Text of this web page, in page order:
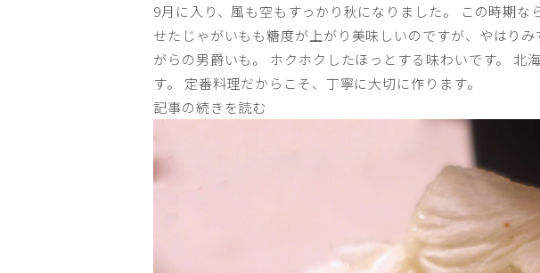
9月に入り、風も空もすっかり秋になりました。 この時期
せたじゃがいもも糖度が上がり美味しいのですが、やはり
がらの男爵いも。 ホクホクしたほっとする味わいです。
す。 定番料理だからこそ、丁寧に大切に作ります。
記事の続きを読む